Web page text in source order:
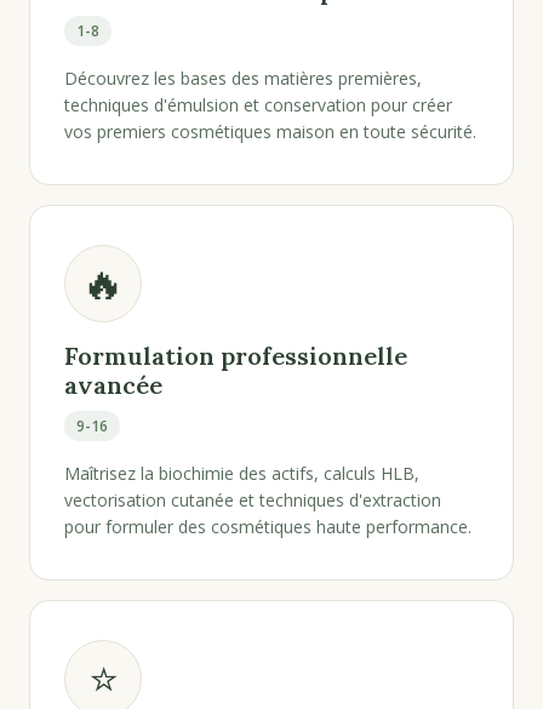
1-8
Découvrez les bases des matières premières,
techniques d'émulsion et conservation pour créer
vos premiers cosmétiques maison en toute sécurité.
🔥
Formulation professionnelle
avancée
9-16
Maîtrisez la biochimie des actifs, calculs HLB,
vectorisation cutanée et techniques d'extraction
pour formuler des cosmétiques haute performance.
⭐